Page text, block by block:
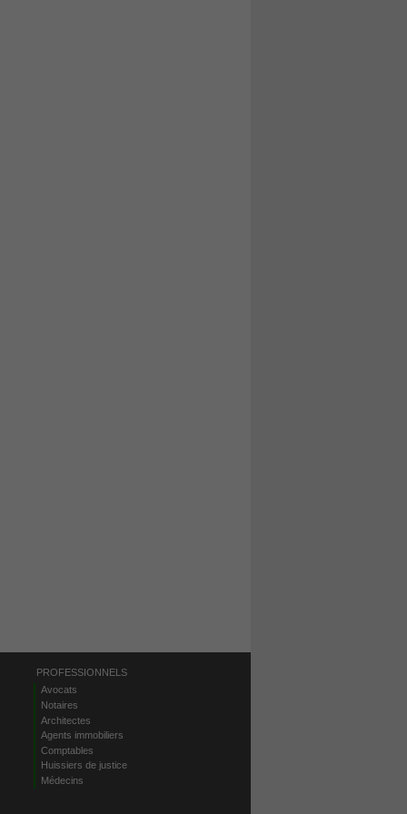
PROFESSIONNELS
Avocats
Notaires
Architectes
Agents immobiliers
Comptables
Huissiers de justice
Médecins